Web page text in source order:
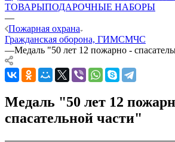
ТОВАРЫПОДАРОЧНЫЕ НАБОРЫ
—
Пожарная охрана
Гражданская оборона, ГИМСМЧС
—Медаль "50 лет 12 пожарно -
Медаль "50 лет 12
спасательной части"